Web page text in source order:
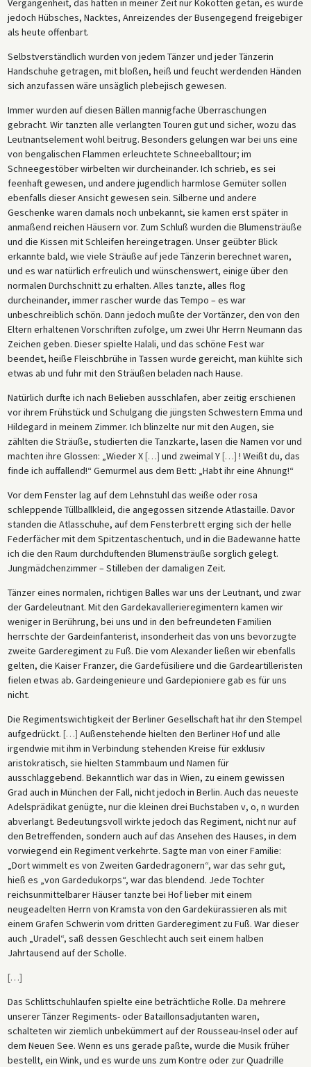
jedoch Hübsches, Nacktes, Anreizendes der Busengegend freigebiger
als heute offenbart.
Selbstverständlich wurden von jedem Tänzer und jeder Tänzerin
Handschuhe getragen, mit bloßen, heiß und feucht werdenden Händen
sich anzufassen wäre unsäglich plebejisch gewesen.
Immer wurden auf diesen Bällen mannigfache Überraschungen
gebracht. Wir tanzten alle verlangten Touren gut und sicher, wozu das
Leutnantselement wohl beitrug. Besonders gelungen war bei uns eine
von bengalischen Flammen erleuchtete Schneeballtour; im
Schneegestöber wirbelten wir durcheinander. Ich schrieb, es sei
feenhaft gewesen, und andere jugendlich harmlose Gemüter sollen
ebenfalls dieser Ansicht gewesen sein. Silberne und andere
Geschenke waren damals noch unbekannt, sie kamen erst später in
anmaßend reichen Häusern vor. Zum Schluß wurden die Blumensträuße
und die Kissen mit Schleifen hereingetragen. Unser geübter Blick
erkannte bald, wie viele Sträuße auf jede Tänzerin berechnet waren,
und es war natürlich erfreulich und wünschenswert, einige über den
normalen Durchschnitt zu erhalten. Alles tanzte, alles flog
durcheinander, immer rascher wurde das Tempo – es war
unbeschreiblich schön. Dann jedoch mußte der Vortänzer, den von den
Eltern erhaltenen Vorschriften zufolge, um zwei Uhr Herrn Neumann das
Zeichen geben. Dieser spielte Halali, und das schöne Fest war
beendet, heiße Fleischbrühe in Tassen wurde gereicht, man kühlte sich
etwas ab und fuhr mit den Sträußen beladen nach Hause.
Natürlich durfte ich nach Belieben ausschlafen, aber zeitig erschienen
vor ihrem Frühstück und Schulgang die jüngsten Schwestern Emma und
Hildegard in meinem Zimmer. Ich blinzelte nur mit den Augen, sie
zählten die Sträuße, studierten die Tanzkarte, lasen die Namen vor und
machten ihre Glossen: „Wieder X[…] und zweimal Y[…] ! Weißt du, das
finde ich auffallend!“ Gemurmel aus dem Bett: „Habt ihr eine Ahnung!“
Vor dem Fenster lag auf dem Lehnstuhl das weiße oder rosa
schleppende Tüllballkleid, die angegossen sitzende Atlastaille. Davor
standen die Atlasschuhe, auf dem Fensterbrett erging sich der helle
Federfächer mit dem Spitzentaschentuch, und in die Badewanne hatte
ich die den Raum durchduftenden Blumensträuße sorglich gelegt.
Jungmädchenzimmer – Stilleben der damaligen Zeit.
Tänzer eines normalen, richtigen Balles war uns der Leutnant, und zwar
der Gardeleutnant. Mit den Gardekavallerieregimentern kamen wir
weniger in Berührung, bei uns und in den befreundeten Familien
herrschte der Gardeinfanterist, insonderheit das von uns bevorzugte
zweite Garderegiment zu Fuß. Die vom Alexander ließen wir ebenfalls
gelten, die Kaiser Franzer, die Gardefüsiliere und die Gardeartilleristen
fielen etwas ab. Gardeingenieure und Gardepioniere gab es für uns
nicht.
Die Regimentswichtigkeit der Berliner Gesellschaft hat ihr den Stempel
aufgedrückt. […] Außenstehende hielten den Berliner Hof und alle
irgendwie mit ihm in Verbindung stehenden Kreise für exklusiv
aristokratisch, sie hielten Stammbaum und Namen für
ausschlaggebend. Bekanntlich war das in Wien, zu einem gewissen
Grad auch in München der Fall, nicht jedoch in Berlin. Auch das neueste
Adelsprädikat genügte, nur die kleinen drei Buchstaben v, o, n wurden
abverlangt. Bedeutungsvoll wirkte jedoch das Regiment, nicht nur auf
den Betreffenden, sondern auch auf das Ansehen des Hauses, in dem
vorwiegend ein Regiment verkehrte. Sagte man von einer Familie:
„Dort wimmelt es von Zweiten Gardedragonern“, war das sehr gut,
hieß es „von Gardedukorps“, war das blendend. Jede Tochter
reichsunmittelbarer Häuser tanzte bei Hof lieber mit einem
neugeadelten Herrn von Kramsta von den Gardekürassieren als mit
einem Grafen Schwerin vom dritten Garderegiment zu Fuß. War dieser
auch „Uradel“, saß dessen Geschlecht auch seit einem halben
Jahrtausend auf der Scholle.
[…]
Das Schlittschuhlaufen spielte eine beträchtliche Rolle. Da mehrere
unserer Tänzer Regiments- oder Bataillonsadjutanten waren,
schalteten wir ziemlich unbekümmert auf der Rousseau-Insel oder auf
dem Neuen See. Wenn es uns gerade paßte, wurde die Musik früher
bestellt, ein Wink, und es wurde uns zum Kontre oder zur Quadrille